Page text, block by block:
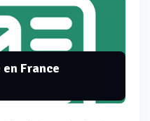
France